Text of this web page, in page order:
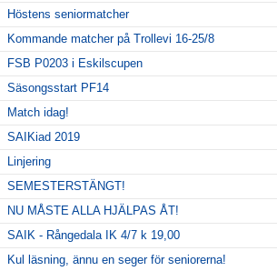
Höstens seniormatcher
Kommande matcher på Trollevi 16-25/8
FSB P0203 i Eskilscupen
Säsongsstart PF14
Match idag!
SAIKiad 2019
Linjering
SEMESTERSTÄNGT!
NU MÅSTE ALLA HJÄLPAS ÅT!
SAIK - Rångedala IK 4/7 k 19,00
Kul läsning, ännu en seger för seniorerna!